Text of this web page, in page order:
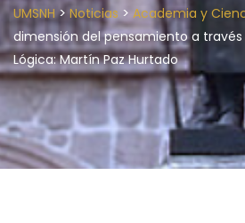
UMSNH> Noticias > Academia y
dimensión del pensamiento a
Lógica: Martín Paz Hurtado